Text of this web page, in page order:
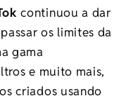
continuou a dar
os limites da
gama
e muito mais,
criados usando